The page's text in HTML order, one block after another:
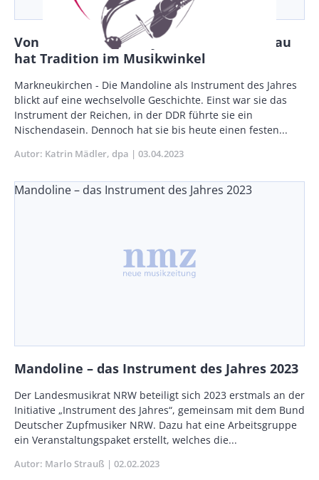
Von Barockmusik bis Jazz: Mandolinen-Bau
hat Tradition im Musikwinkel
Body
Markneukirchen - Die Mandoline als Instrument des Jahres
blickt auf eine wechselvolle Geschichte. Einst war sie das
Instrument der Reichen, in der DDR führte sie ein
Nischendasein. Dennoch hat sie bis heute einen festen...
Autor Katrin Mädler dpa Publikationsdatum
03.04.2023
Mandoline – das Instrument des Jahres 2023
Mandoline – das Instrument des Jahres 2023
Body
Der Landesmusikrat NRW beteiligt sich 2023 erstmals an der
Initiative „Instrument des Jahres“, gemeinsam mit dem Bund
Deutscher Zupfmusiker NRW. Dazu hat eine Arbeitsgruppe
ein Veranstaltungspaket erstellt, welches die...
Autor Marlo Strauß Publikationsdatum
02.02.2023